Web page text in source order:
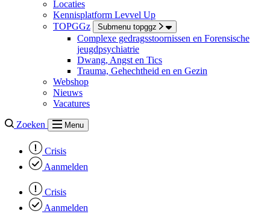
Locaties
Kennisplatform Levvel Up
TOPGGz
Submenu topggz
Complexe gedragsstoornissen en Forensische
jeugdpsychiatrie
Dwang, Angst en Tics
Trauma, Gehechtheid en en Gezin
Webshop
Nieuws
Vacatures
Zoeken Menu
Crisis
Aanmelden
Crisis
Aanmelden